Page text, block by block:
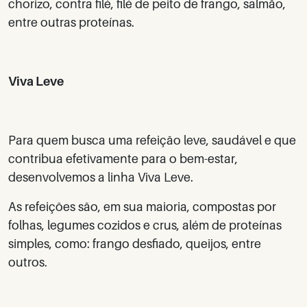
chorizo, contra filé, filé de peito de frango, salmão,
entre outras proteínas.
Viva Leve
Para quem busca uma refeição leve, saudável e que
contribua efetivamente para o bem-estar,
desenvolvemos a linha Viva Leve.
As refeições são, em sua maioria, compostas por
folhas, legumes cozidos e crus, além de proteínas
simples, como: frango desfiado, queijos, entre
outros.